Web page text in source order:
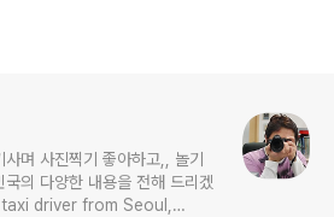
며 사진찍기 좋아하고,, 놀기
의 다양한 내용을 전해 드리겠